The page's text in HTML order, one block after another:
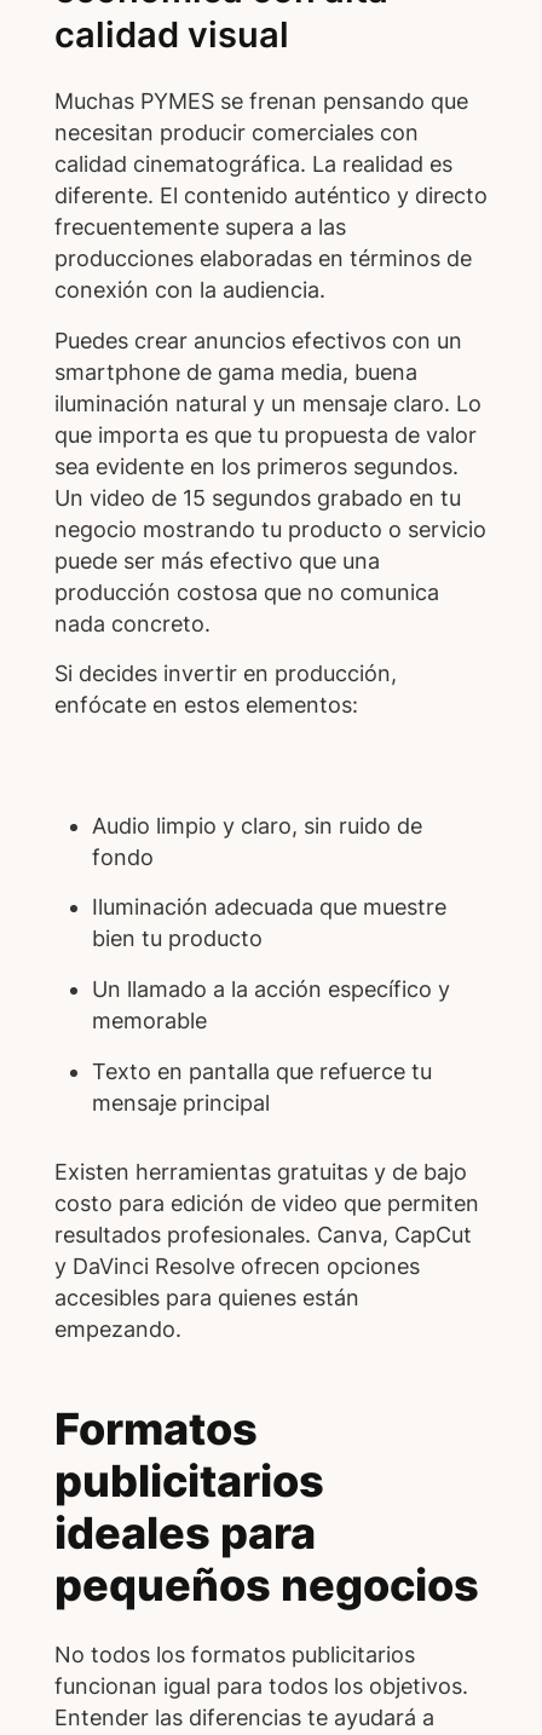
calidad visual
Muchas PYMES se frenan pensando que
necesitan producir comerciales con
calidad cinematográfica. La realidad es
diferente. El contenido auténtico y directo
frecuentemente supera a las
producciones elaboradas en términos de
conexión con la audiencia.
Puedes crear anuncios efectivos con un
smartphone de gama media, buena
iluminación natural y un mensaje claro. Lo
que importa es que tu propuesta de valor
sea evidente en los primeros segundos.
Un video de 15 segundos grabado en tu
negocio mostrando tu producto o servicio
puede ser más efectivo que una
producción costosa que no comunica
nada concreto.
Si decides invertir en producción,
enfócate en estos elementos:
Audio limpio y claro, sin ruido de
fondo
Iluminación adecuada que muestre
bien tu producto
Un llamado a la acción específico y
memorable
Texto en pantalla que refuerce tu
mensaje principal
Existen herramientas gratuitas y de bajo
costo para edición de video que permiten
resultados profesionales. Canva, CapCut
y DaVinci Resolve ofrecen opciones
accesibles para quienes están
empezando.
Formatos
publicitarios
ideales para
pequeños negocios
No todos los formatos publicitarios
funcionan igual para todos los objetivos.
Entender las diferencias te ayudará a